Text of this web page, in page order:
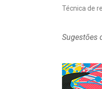
Técnica de
Sugestões